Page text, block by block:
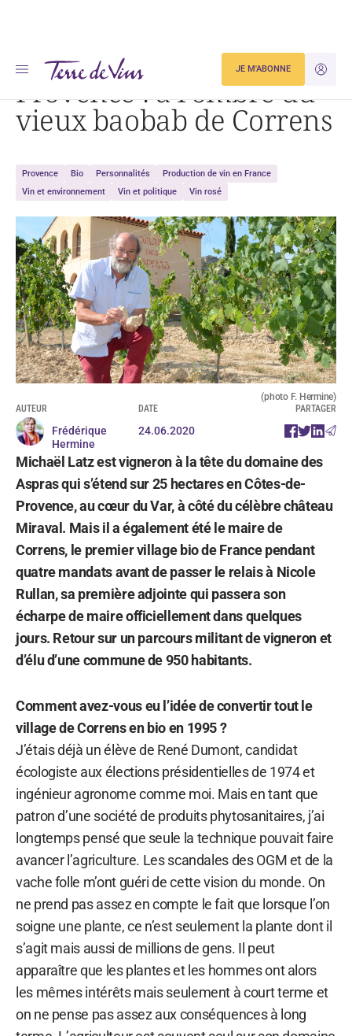
JE
JE M'ABONNE
Accueil Provence : à l’ombre du vieux baobab de Correns
Provence : à l’ombre du
vieux baobab de Correns
Provence Bio Personnalités
Production de vin en France
Vin et environnement
Vin et politique Vin rosé
(photo F. Hermine)
AUTEUR
Frédérique
Hermine
DATE
24.06.2020
PARTAGER
Michaël Latz est vigneron à la tête du domaine des
Aspras qui s’étend sur 25 hectares en Côtes-de-
Provence, au cœur du Var, à côté du célèbre château
Miraval. Mais il a également été le maire de
Correns, le premier village bio de France pendant
quatre mandats avant de passer le relais à Nicole
Rullan, sa première adjointe qui passera son
écharpe de maire officiellement dans quelques
jours. Retour sur un parcours militant de vigneron et
d’élu d’une commune de 950 habitants.
Comment avez-vous eu l’idée de convertir tout le
village de Correns en bio en 1995 ?
J’étais déjà un élève de René Dumont, candidat
écologiste aux élections présidentielles de 1974 et
ingénieur agronome comme moi. Mais en tant que
patron d’une société de produits phytosanitaires, j’ai
longtemps pensé que seule la technique pouvait faire
avancer l’agriculture. Les scandales des OGM et de la
vache folle m’ont guéri de cette vision du monde. On
ne prend pas assez en compte le fait que lorsque l’on
soigne une plante, ce n’est seulement la plante dont il
s’agit mais aussi de millions de gens. Il peut
apparaître que les plantes et les hommes ont alors
les mêmes intérêts mais seulement à court terme et
on ne pense pas assez aux conséquences à long